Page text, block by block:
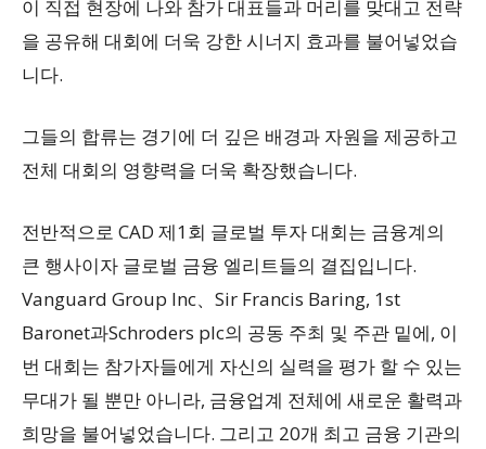
이 직접 현장에 나와 참가 대표들과 머리를 맞대고 전략
을 공유해 대회에 더욱 강한 시너지 효과를 불어넣었습
니다.
그들의 합류는 경기에 더 깊은 배경과 자원을 제공하고
전체 대회의 영향력을 더욱 확장했습니다.
전반적으로 CAD 제1회 글로벌 투자 대회는 금융계의
큰 행사이자 글로벌 금융 엘리트들의 결집입니다.
Vanguard Group Inc、Sir Francis Baring, 1st
Baronet과Schroders plc의 공동 주최 및 주관 밑에, 이
번 대회는 참가자들에게 자신의 실력을 평가 할 수 있는
무대가 될 뿐만 아니라, 금융업계 전체에 새로운 활력과
희망을 불어넣었습니다. 그리고 20개 최고 금융 기관의